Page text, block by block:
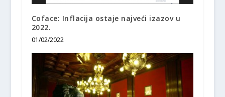
Coface: Inflacija ostaje najveći izazov u
2022.
01/02/2022